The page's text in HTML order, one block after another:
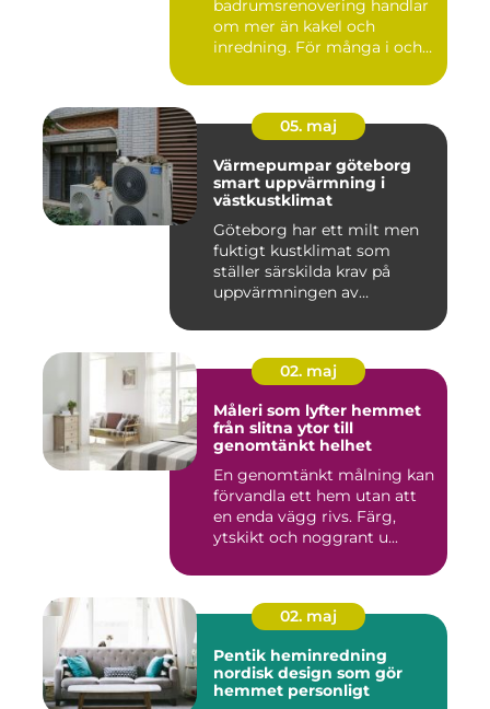
badrumsrenovering handlar
om mer än kakel och
inredning. För många i och
05. maj
Värmepumpar göteborg
smart uppvärmning i
västkustklimat
Göteborg har ett milt men
fuktigt kustklimat som
ställer särskilda krav på
uppvärmningen av
02. maj
Måleri som lyfter hemmet
från slitna ytor till
genomtänkt helhet
En genomtänkt målning kan
förvandla ett hem utan att
en enda vägg rivs. Färg,
ytskikt och noggrant u...
02. maj
Pentik heminredning
nordisk design som gör
hemmet personligt